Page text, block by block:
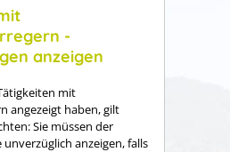
-
anzeigen
mit
angezeigt haben, gilt
Sie müssen der
anzeigen, falls